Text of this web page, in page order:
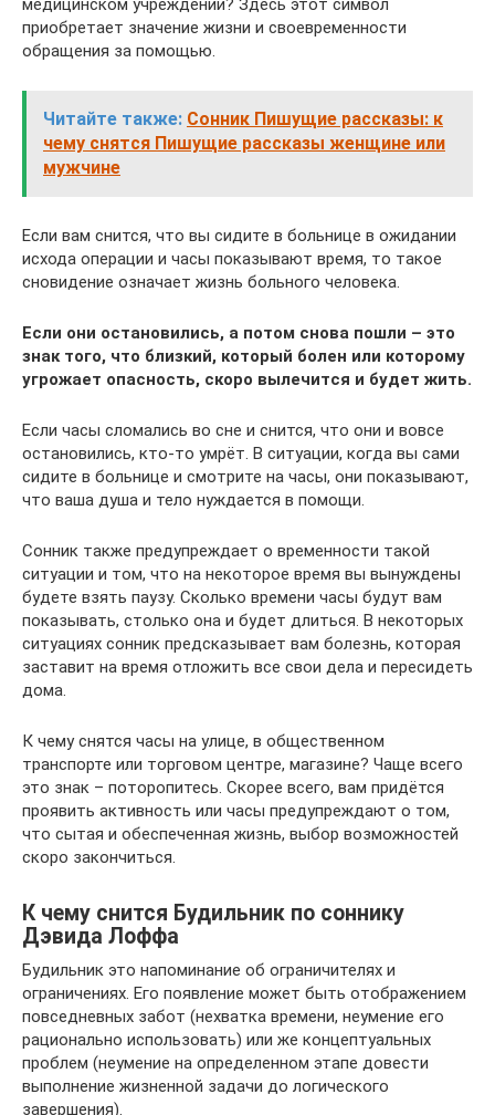
медицинском учреждении? Здесь этот символ
приобретает значение жизни и своевременности
обращения за помощью.
Читайте также: Сонник Пишущие рассказы: к
чему снятся Пишущие рассказы женщине или
мужчине
Если вам снится, что вы сидите в больнице в ожидании
исхода операции и часы показывают время, то такое
сновидение означает жизнь больного человека.
Если они остановились, а потом снова пошли – это
знак того, что близкий, который болен или которому
угрожает опасность, скоро вылечится и будет жить.
Если часы сломались во сне и снится, что они и вовсе
остановились, кто-то умрёт. В ситуации, когда вы сами
сидите в больнице и смотрите на часы, они показывают,
что ваша душа и тело нуждается в помощи.
Сонник также предупреждает о временности такой
ситуации и том, что на некоторое время вы вынуждены
будете взять паузу. Сколько времени часы будут вам
показывать, столько она и будет длиться. В некоторых
ситуациях сонник предсказывает вам болезнь, которая
заставит на время отложить все свои дела и пересидеть
дома.
К чему снятся часы на улице, в общественном
транспорте или торговом центре, магазине? Чаще всего
это знак – поторопитесь. Скорее всего, вам придётся
проявить активность или часы предупреждают о том,
что сытая и обеспеченная жизнь, выбор возможностей
скоро закончиться.
К чему снится Будильник по соннику
Дэвида Лоффа
Будильник это напоминание об ограничителях и
ограничениях. Его появление может быть отображением
повседневных забот (нехватка времени, неумение его
рационально использовать) или же концептуальных
проблем (неумение на определенном этапе довести
выполнение жизненной задачи до логического
завершения).